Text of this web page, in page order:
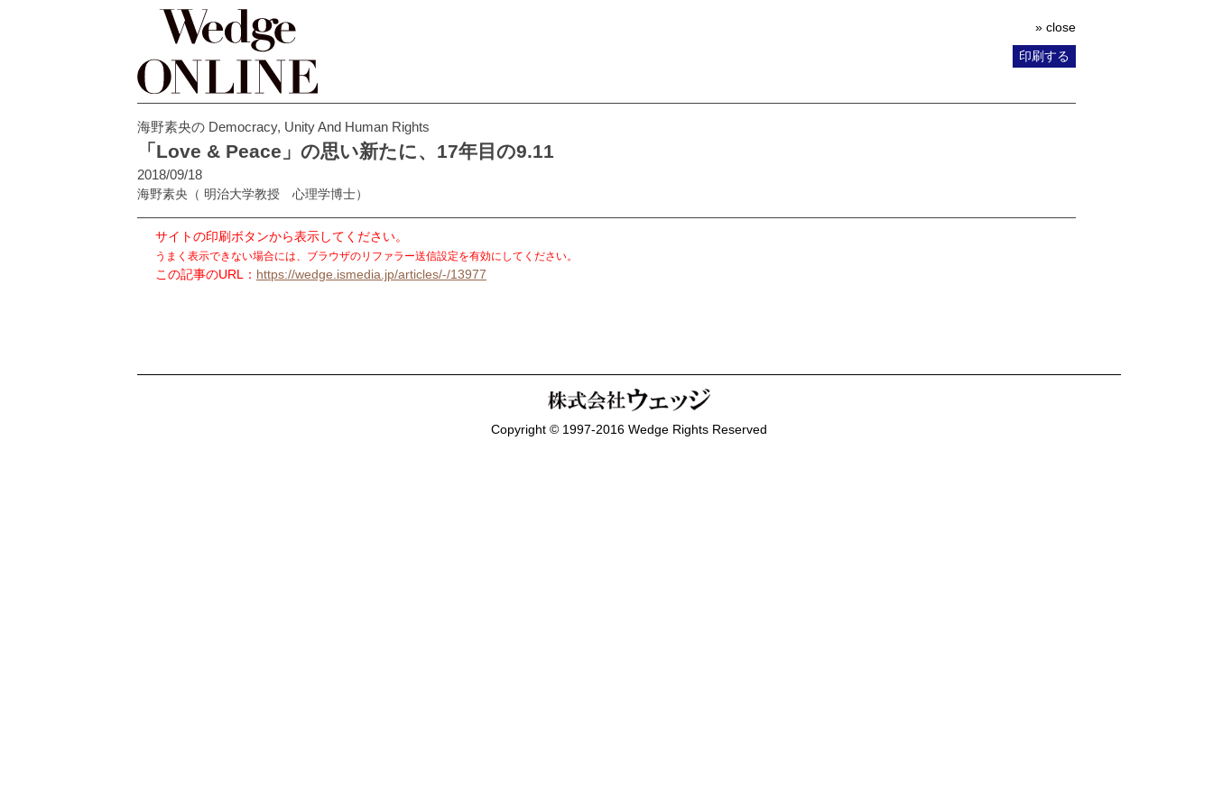
» close
印刷する
海野素央の Democracy, Unity And Human Rights
「Love & Peace」の思い新たに、17年目の9.11
2018/09/18
海野素央 （ 明治大学教授 心理学博士）
サイトの印刷ボタンから表示してください。
うまく表示できない場合には、ブラウザのリファラー送信設定を有効にしてください。
この記事のURL： https://wedge.ismedia.jp/articles/-/13977
Copyright © 1997-2016 Wedge Rights Reserved